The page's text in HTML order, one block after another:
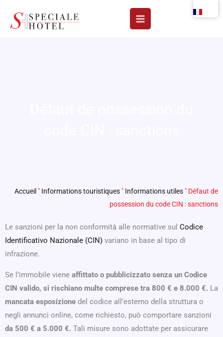
Accueil " Informations touristiques " Informations utiles " Défaut de
possession du code CIN : sanctions
Le sanzioni per la non conformità alle normative sul Codice
Identificativo Nazionale (CIN) variano in base al tipo di
infrazione.
Se l’immobile viene affittato o pubblicizzato senza un Codice
CIN valido, si rischiano multe comprese tra 800 € e 8.000 €. La
mancata esposizione del codice all’esterno della struttura o
negli annunci online, come richiesto, può comportare sanzioni
da 500 € a 5.000 €. Tali misure sono adottate per assicurare